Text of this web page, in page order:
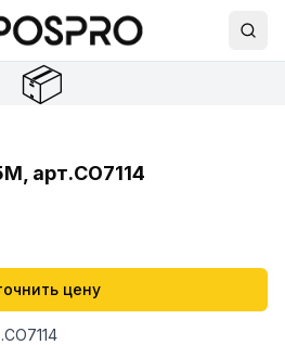
📦
арт.CO7114
цену